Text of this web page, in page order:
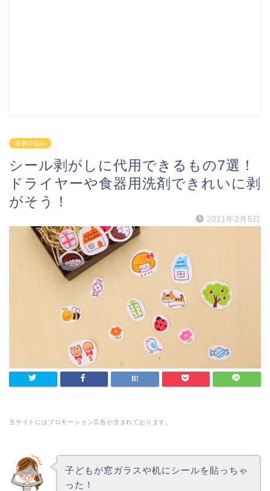
家事の悩み
シール剥がしに代用できるもの7選！
ドライヤーや食器用洗剤できれいに剥
がそう！
2021年2月5日
当サイトにはプロモーション広告が含まれております。
子どもが窓ガラスや机にシールを貼っちゃ
った！